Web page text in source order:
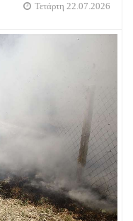
Τετάρτη 22.07.2026